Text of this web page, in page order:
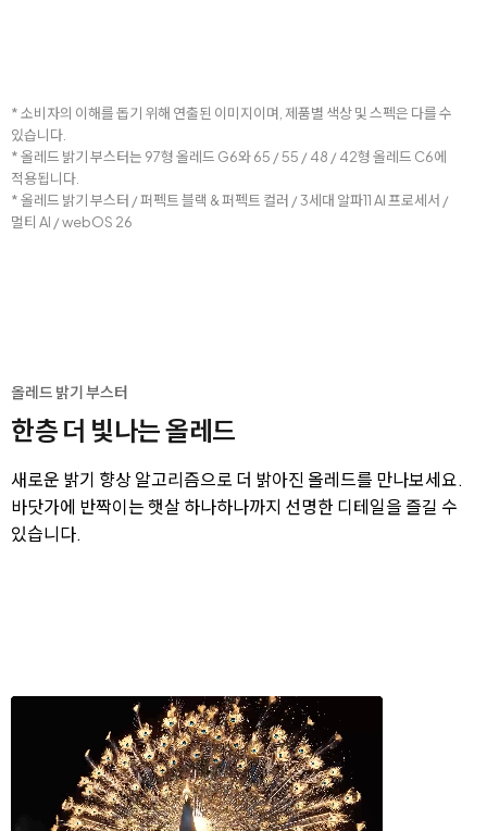
* 소비자의 이해를 돕기 위해 연출된 이미지이며, 제품별 색상 및 스펙은 다를 수
있습니다.
* 올레드 밝기 부스터는 97형 올레드 G6와 65 / 55 / 48 / 42형 올레드 C6에
적용됩니다.
* 올레드 밝기 부스터 / 퍼펙트 블랙 & 퍼펙트 컬러 / 3세대 알파11 AI 프로세서 /
멀티 AI / webOS 26
올레드 밝기 부스터
한층 더 빛나는 올레드
새로운 밝기 향상 알고리즘으로 더 밝아진 올레드를 만나보세요.
바닷가에 반짝이는 햇살 하나하나까지 선명한 디테일을 즐길 수
있습니다.